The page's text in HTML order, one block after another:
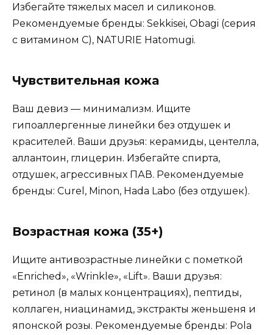
Избегайте тяжелых масел и силиконов.
Рекомендуемые бренды: Sekkisei, Obagi (серия
с витамином С), NATURIE Hatomugi.
Чувствительная кожа
Ваш девиз — минимализм. Ищите
гипоаллергенные линейки без отдушек и
красителей. Ваши друзья: керамиды, центелла,
аллантоин, глицерин. Избегайте спирта,
отдушек, агрессивных ПАВ. Рекомендуемые
бренды: Curel, Minon, Hada Labo (без отдушек).
Возрастная кожа (35+)
Ищите антивозрастные линейки с пометкой
«Enriched», «Wrinkle», «Lift». Ваши друзья:
ретинол (в малых концентрациях), пептиды,
коллаген, ниацинамид, экстракты женьшеня и
японской розы. Рекомендуемые бренды: Pola